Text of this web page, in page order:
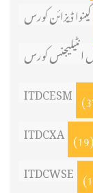
کینوا ڈیزائن کورس
انٹیلیجنس کورس
ITDCESM
ITDCXA (19)
ITDCWSE